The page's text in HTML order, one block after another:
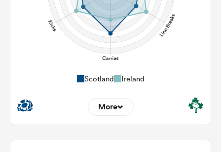
Scotland Ireland
More